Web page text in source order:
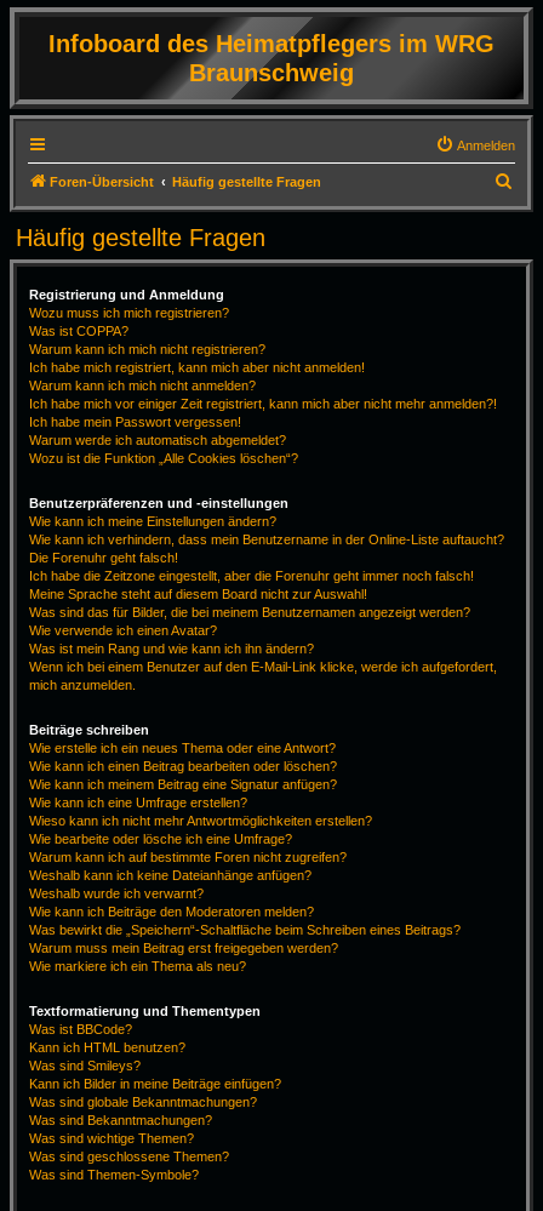
Infoboard des Heimatpflegers im WRG
Braunschweig
Anmelden
Foren-Übersicht Häufig gestellte Fragen
u
h
Häufig gestellte Fragen
Registrierung und Anmeldung
Wozu muss ich mich registrieren?
Was ist COPPA?
Warum kann ich mich nicht registrieren?
Ich habe mich registriert, kann mich aber nicht anmelden!
Warum kann ich mich nicht anmelden?
Ich habe mich vor einiger Zeit registriert, kann mich aber nicht mehr anmelden?!
Ich habe mein Passwort vergessen!
Warum werde ich automatisch abgemeldet?
Wozu ist die Funktion „Alle Cookies löschen“?
Benutzerpräferenzen und -einstellungen
Wie kann ich meine Einstellungen ändern?
Wie kann ich verhindern, dass mein Benutzername in der Online-Liste auftaucht?
Die Forenuhr geht falsch!
Ich habe die Zeitzone eingestellt, aber die Forenuhr geht immer noch falsch!
Meine Sprache steht auf diesem Board nicht zur Auswahl!
Was sind das für Bilder, die bei meinem Benutzernamen angezeigt werden?
Wie verwende ich einen Avatar?
Was ist mein Rang und wie kann ich ihn ändern?
Wenn ich bei einem Benutzer auf den E-Mail-Link klicke, werde ich aufgefordert,
mich anzumelden.
Beiträge schreiben
Wie erstelle ich ein neues Thema oder eine Antwort?
Wie kann ich einen Beitrag bearbeiten oder löschen?
Wie kann ich meinem Beitrag eine Signatur anfügen?
Wie kann ich eine Umfrage erstellen?
Wieso kann ich nicht mehr Antwortmöglichkeiten erstellen?
Wie bearbeite oder lösche ich eine Umfrage?
Warum kann ich auf bestimmte Foren nicht zugreifen?
Weshalb kann ich keine Dateianhänge anfügen?
Weshalb wurde ich verwarnt?
Wie kann ich Beiträge den Moderatoren melden?
Was bewirkt die „Speichern“-Schaltfläche beim Schreiben eines Beitrags?
Warum muss mein Beitrag erst freigegeben werden?
Wie markiere ich ein Thema als neu?
Textformatierung und Thementypen
Was ist BBCode?
Kann ich HTML benutzen?
Was sind Smileys?
Kann ich Bilder in meine Beiträge einfügen?
Was sind globale Bekanntmachungen?
Was sind Bekanntmachungen?
Was sind wichtige Themen?
Was sind geschlossene Themen?
Was sind Themen-Symbole?